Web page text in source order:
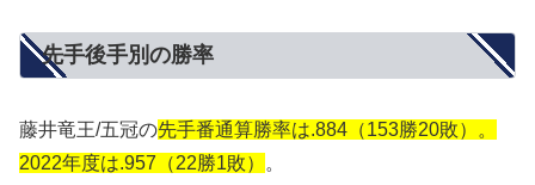
先手後手別の勝率
藤井竜王/五冠の先手番通算勝率は.884（153勝20敗）。
2022年度は.957（22勝1敗）
。